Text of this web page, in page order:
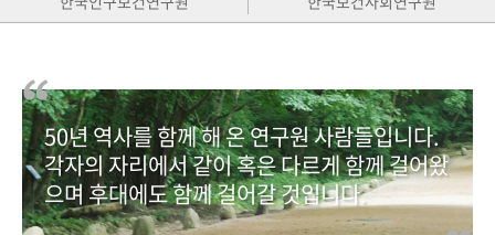
간행물 변천사
기록물 아카이브
사진 아카이브 문서 기록물 행정박물 영상 기록물
50+1주년 기념
50년 역사를 함께 해 온 연구원 사람들입니다.
각자의 자리에서 같이 혹은 다르게 함께 걸어왔
으며 후대에도 함께 걸어갈 것입니다.